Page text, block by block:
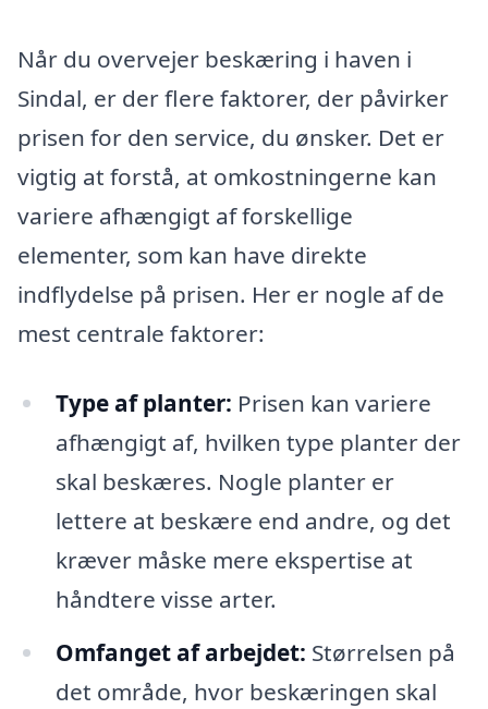
Når du overvejer beskæring i haven i
Sindal, er der flere faktorer, der påvirker
prisen for den service, du ønsker. Det er
vigtig at forstå, at omkostningerne kan
variere afhængigt af forskellige
elementer, som kan have direkte
indflydelse på prisen. Her er nogle af de
mest centrale faktorer:
Type af planter: Prisen kan variere
afhængigt af, hvilken type planter der
skal beskæres. Nogle planter er
lettere at beskære end andre, og det
kræver måske mere ekspertise at
håndtere visse arter.
Omfanget af arbejdet: Størrelsen på
det område, hvor beskæringen skal